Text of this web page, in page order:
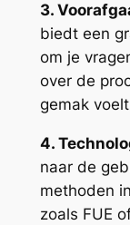
3.
biedt een
om je
over de
gemak
4.
naar de
methoden
zoals FUE